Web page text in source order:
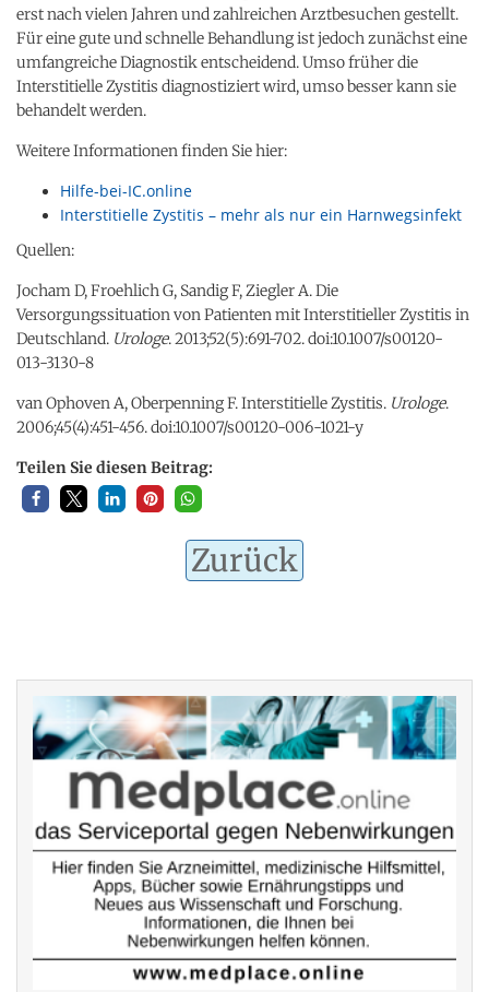
erst nach vielen Jahren und zahlreichen Arztbesuchen gestellt.
Für eine gute und schnelle Behandlung ist jedoch zunächst eine
umfangreiche Diagnostik entscheidend. Umso früher die
Interstitielle Zystitis diagnostiziert wird, umso besser kann sie
behandelt werden.
Weitere Informationen finden Sie hier:
Hilfe-bei-IC.online
Interstitielle Zystitis – mehr als nur ein Harnwegsinfekt
Quellen:
Jocham D, Froehlich G, Sandig F, Ziegler A. Die
Versorgungssituation von Patienten mit Interstitieller Zystitis in
Deutschland. Urologe. 2013;52(5):691-702. doi:10.1007/s00120-
013-3130-8
van Ophoven A, Oberpenning F. Interstitielle Zystitis. Urologe.
2006;45(4):451-456. doi:10.1007/s00120-006-1021-y
Teilen Sie diesen Beitrag:
Zurück